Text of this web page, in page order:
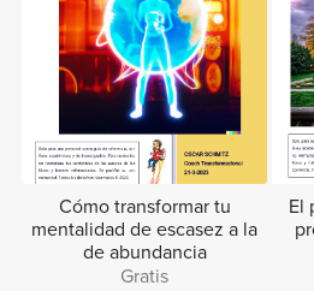
Cómo transformar tu
mentalidad de escasez a la
de abundancia
Gratis
El